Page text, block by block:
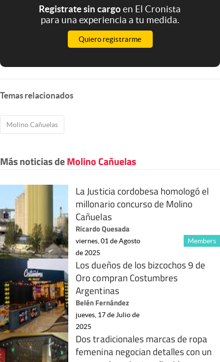
Registrate sin cargoen El Cronista
para una experiencia a tu medida.
Quiero registrarme
Temas relacionados
Molino Cañuelas
Más noticias deMolino Cañuelas
La Justicia cordobesa homologó el
millonario concurso de Molino
Cañuelas
Ricardo Quesada
Members
viernes, 01 de Agosto
de 2025
Los dueños de los bizcochos 9 de
Oro compran Costumbres
Argentinas
Belén Fernández
jueves, 17 de Julio de
2025
Dos tradicionales marcas de ropa
femenina negocian detalles con un